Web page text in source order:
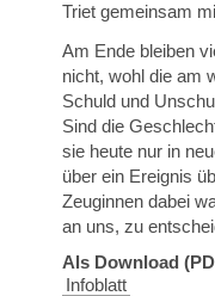
Triet gemeinsam
Am Ende bleiben
nicht, wohl die am
Schuld und
Sind die
sie heute nur in
über ein Ereignis
Zeuginnen dabei
an uns, zu
Als Download
Infoblatt